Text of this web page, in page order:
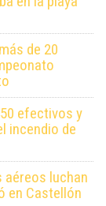
en la playa
de 20
efectivos y
incendio de
aéreos luchan
en Castellón